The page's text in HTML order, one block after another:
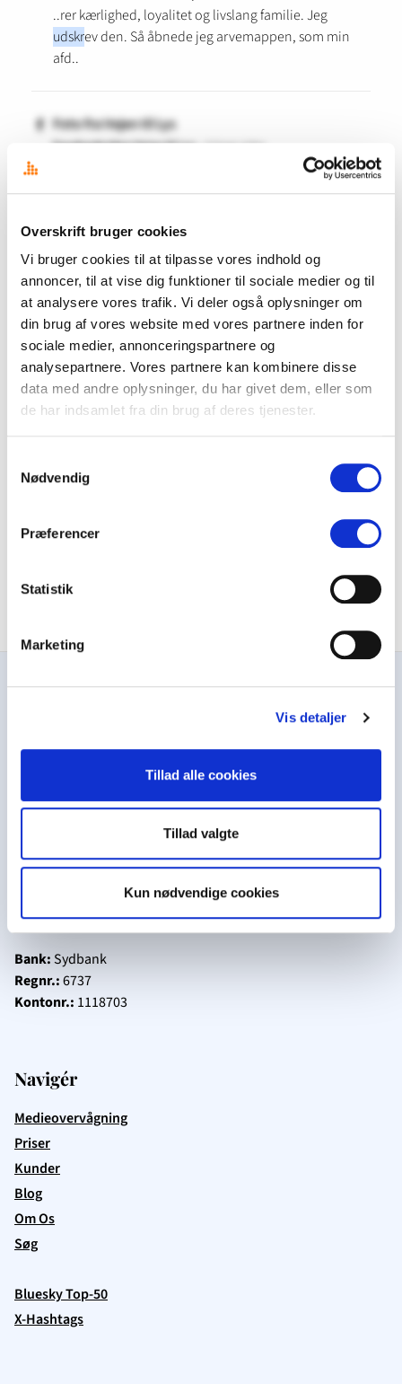
Overskrift bruger cookies
Vi bruger cookies til at tilpasse vores indhold og
annoncer, til at vise dig funktioner til sociale medier og til
at analysere vores trafik. Vi deler også oplysninger om
din brug af vores website med vores partnere inden for
sociale medier, annonceringspartnere og
analysepartnere. Vores partnere kan kombinere disse
data med andre oplysninger, du har givet dem, eller som
de har indsamlet fra din brug af deres tjenester.
Nødvendig
Præferencer
Statistik
Marketing
Vis detaljer
Tillad alle cookies
Tillad valgte
Kun nødvendige cookies
..rer kærlighed, loyalitet og livslang familie. Jeg
udskrev den. Så åbnede jeg arvemappen, som min
afd..
f Foto fra Vejen til Lys
Facebooksiden Vejen til Lys- 4 timer siden
..for længe. Jeg gik hjem dage senere med en række
udskrivelsespapirer, en flaske medicin og en beslu..
underrettet om omtaler af
(+udskr* +(valg* folketingsval*))
LÆS MERE OG PRØV GRATIS
Kontakt
Frederiksborggade 5
info@overskrift.dk
CVR:29448205
Bank:Sydbank
Regnr.:6737
Kontonr.: 1118703
Navigér
Medieovervågning
Priser
Kunder
Blog
Om Os
Søg
Bluesky Top-50
X-Hashtags